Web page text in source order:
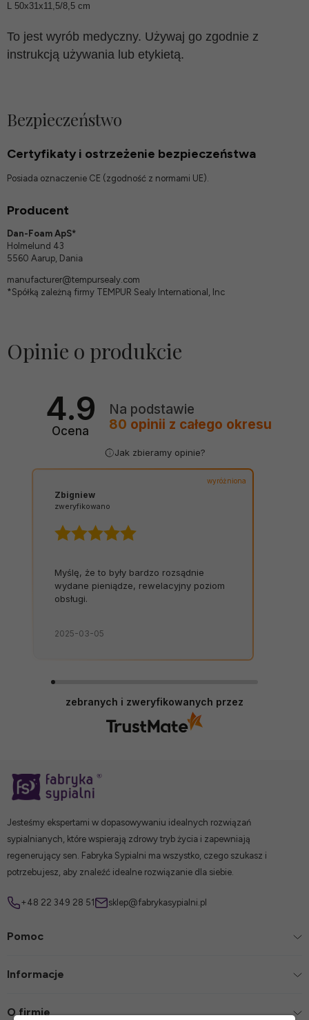
L 50x31x11,5/8,5 cm
To jest wyrób medyczny. Używaj go zgodnie z
instrukcją używania lub etykietą.
Bezpieczeństwo
Certyfikaty i ostrzeżenie bezpieczeństwa
Posiada oznaczenie CE (zgodność z normami UE).
Producent
Dan-Foam ApS*
Holmelund 43
5560 Aarup, Dania
manufacturer@tempursealy.com
*Spółką zależną firmy TEMPUR Sealy International, Inc
Opinie o produkcie
4.9
Ocena
Na podstawie
80 opinii z całego okresu
Jak zbieramy opinie?
wyróżniona
Zbigniew
zweryfikowano
Myślę, że to były bardzo rozsądnie
wydane pieniądze, rewelacyjny poziom
obsługi.
2025-03-05
zebranych i zweryfikowanych przez
Jesteśmy ekspertami w dopasowywaniu idealnych rozwiązań
sypialnianych, które wspierają zdrowy tryb życia i zapewniają
regenerujący sen. Fabryka Sypialni ma wszystko, czego szukasz i
potrzebujesz, aby znaleźć idealne rozwiązanie dla siebie.
+48 22 349 28 51 sklep@fabrykasypialni.pl
Pomoc
Informacje
O firmie